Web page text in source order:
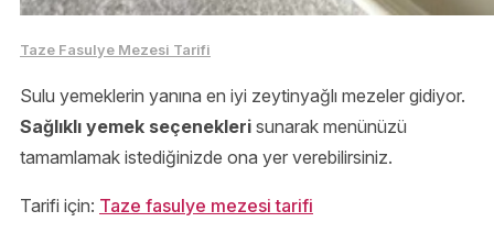
Taze Fasulye Mezesi Tarifi
Sulu yemeklerin yanına en iyi zeytinyağlı mezeler gidiyor.
Sağlıklı yemek seçenekleri sunarak menünüzü
tamamlamak istediğinizde ona yer verebilirsiniz.
Tarifi için: Taze fasulye mezesi tarifi